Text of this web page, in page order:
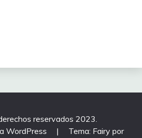
reservados 2023.
WordPress
|
Tema: Fairy por